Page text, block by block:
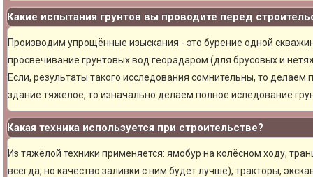
Какие испытания грунтов вы проводите перед
Производим упрощённые изыскания - это бурение одной
просвечивание грунтовых вод георадаром (для брусовых и
Если, результаты такого исследования сомнительны, то
здание тяжелое, то изначально делаем полное иследование
Какая техника используется при строительстве?
Из тяжёлой техники применяется: ямобур на колёсном ходу,
всегда, но качество заливки с ним будет лучше), тракторы,